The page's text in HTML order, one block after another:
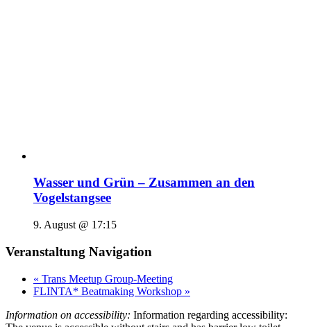
Wasser und Grün – Zusammen an den
Vogelstangsee
9. August @ 17:15
Veranstaltung Navigation
« Trans Meetup Group-Meeting
FLINTA* Beatmaking Workshop »
Information on accessibility: Information regarding accessibility: